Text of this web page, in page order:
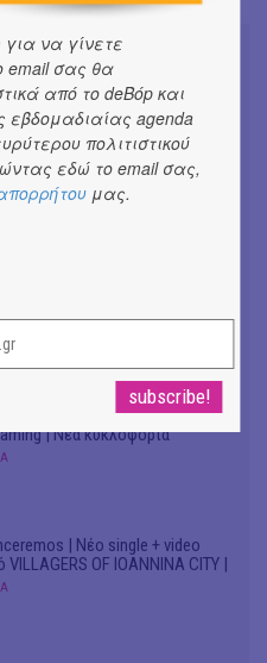
με τη Ρηνιώ
καλλιτεχνική διευθύντρια
ΔΗΠΕΘΕ Ιωαννίνων
Party"
THE MIRROR - Art of
| Νέα κυκλοφορία
| Νέο single + video
VILLAGERS OF IOANNINA CITY |
να γίνετε
email σας θα
από το deBόp και
εβδομαδιαίας agenda
πολιτιστικού
εδώ το email σας,
μας.